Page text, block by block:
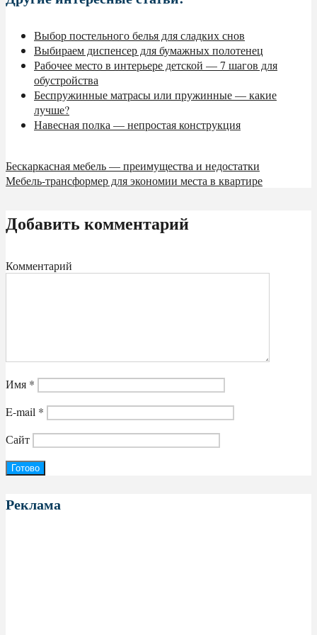
Выбор постельного белья для сладких снов
Выбираем диспенсер для бумажных полотенец
Рабочее место в интерьере детской — 7 шагов для
обустройства
Беспружинные матрасы или пружинные — какие
лучше?
Навесная полка — непростая конструкция
Бескаркасная мебель — преимущества и недостатки
Мебель-трансформер для экономии места в квартире
Добавить комментарий
Комментарий
Имя *
E-mail *
Сайт
Реклама